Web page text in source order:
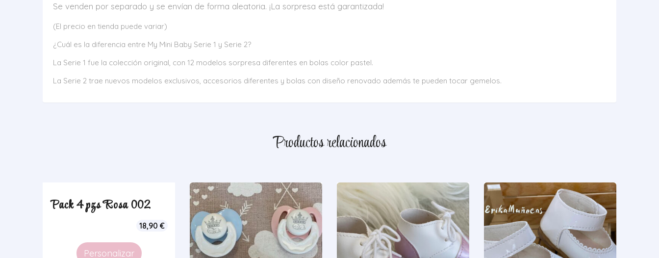
Se venden por separado y se envían de forma aleatoria. ¡La sorpresa está garantizada!
(El precio en tienda puede variar)
¿Cuál es la diferencia entre My Mini Baby Serie 1 y Serie 2?
La Serie 1 fue la colección original, con 12 modelos sorpresa diferentes en bolas color pastel.
La Serie 2 trae nuevos modelos exclusivos, accesorios diferentes y bolas con diseño renovado además te pueden tocar gemelos.
Productos relacionados
Pack 4 pzs Rosa 002
18,90 €
Personalizar